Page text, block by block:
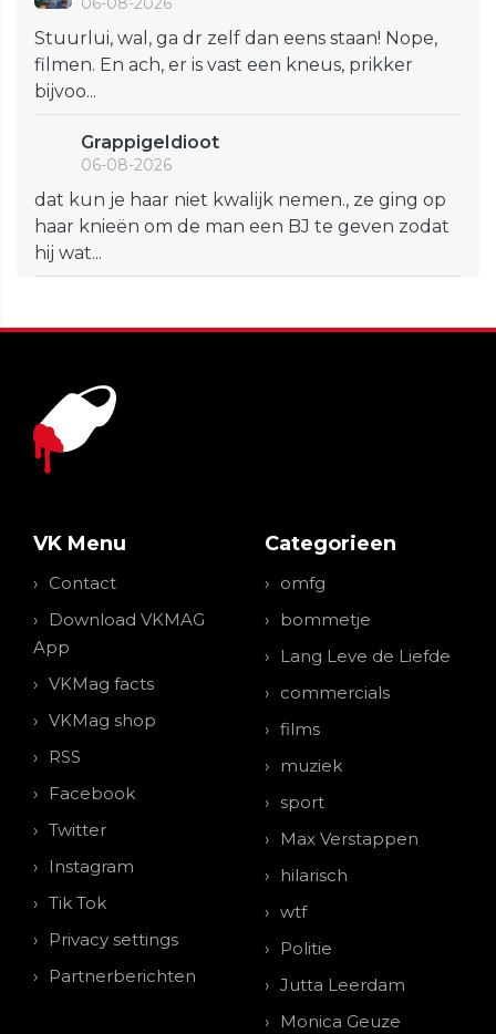
Stuurlui, wal, ga dr zelf dan eens staan! Nope,
filmen. En ach, er is vast een kneus, prikker
bijvoo...
GrappigeIdioot
06-08-2026
dat kun je haar niet kwalijk nemen., ze ging op
haar knieën om de man een BJ te geven zodat
hij wat...
VK Menu
Contact
Download VKMAG
App
VKMag facts
VKMag shop
RSS
Facebook
Twitter
Instagram
Tik Tok
Privacy settings
Partnerberichten
Categorieen
omfg
bommetje
Lang Leve de Liefde
commercials
films
muziek
sport
Max Verstappen
hilarisch
wtf
Politie
Jutta Leerdam
Monica Geuze